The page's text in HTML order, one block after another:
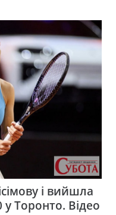
і вийшла
у Торонто. Відео